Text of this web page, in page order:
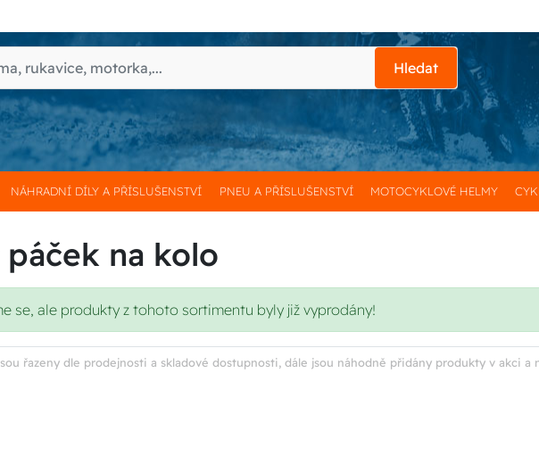
Hledat
NÁHRADNÍ DÍLY A PŘÍSLUŠENSTVÍ PNEU A PŘÍSLUŠENSTVÍ MOTOCYKLOVÉ HELMY
na kolo
se, ale produkty z tohoto sortimentu byly již vyprodány!
řazeny dle prodejnosti a skladové dostupnosti, dále jsou náhodně přidány produkty v akci a